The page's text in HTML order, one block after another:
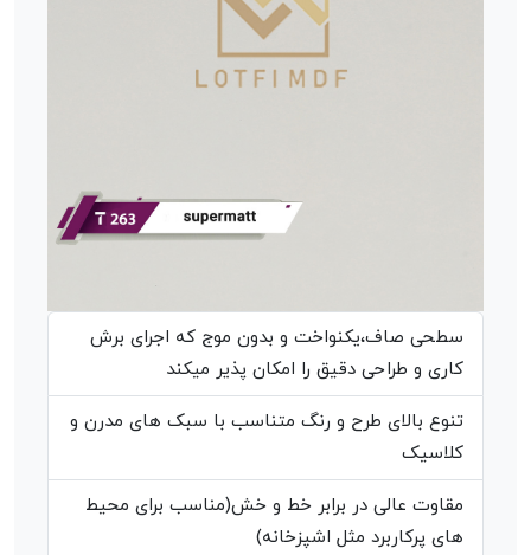
سطحی صاف،یکنواخت و بدون موج که اجرای برش
کاری و طراحی دقیق را امکان پذیر میکند
تنوع بالای طرح و رنگ متناسب با سبک های مدرن و
کلاسیک
مقاوت عالی در برابر خط و خش(مناسب برای محیط
های پرکاربرد مثل اشپزخانه)